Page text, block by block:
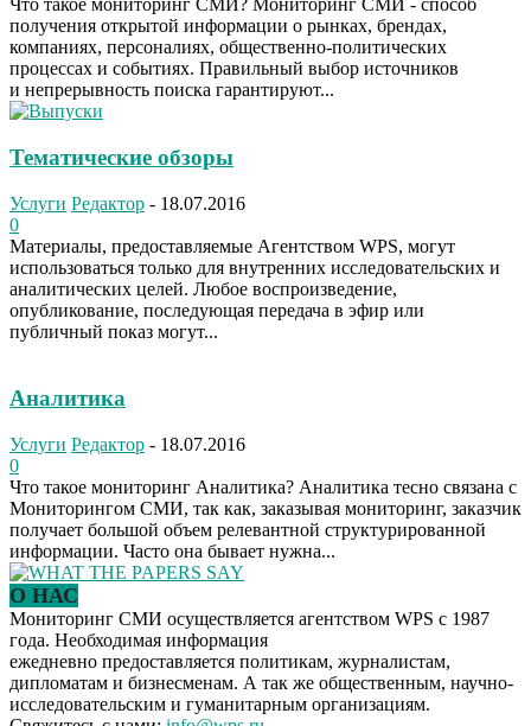
Что такое мониторинг СМИ? Мониторинг СМИ - способ
получения открытой информации о рынках, брендах,
компаниях, персоналиях, общественно-политических
процессах и событиях. Правильный выбор источников
и непрерывность поиска гарантируют...
Тематические обзоры
Услуги Редактор - 18.07.2016
0
Материалы, предоставляемые Агентством WPS, могут
использоваться только для внутренних исследовательских и
аналитических целей. Любое воспроизведение,
опубликование, последующая передача в эфир или
публичный показ могут...
Аналитика
Услуги Редактор - 18.07.2016
0
Что такое мониторинг Аналитика? Аналитика тесно связана с
Мониторингом СМИ, так как, заказывая мониторинг, заказчик
получает большой объем релевантной структурированной
информации. Часто она бывает нужна...
О НАС
Мониторинг СМИ осуществляется агентством WPS с 1987
года. Необходимая информация
ежедневно предоставляется политикам, журналистам,
дипломатам и бизнесменам. А так же общественным, научно-
исследовательским и гуманитарным организациям.